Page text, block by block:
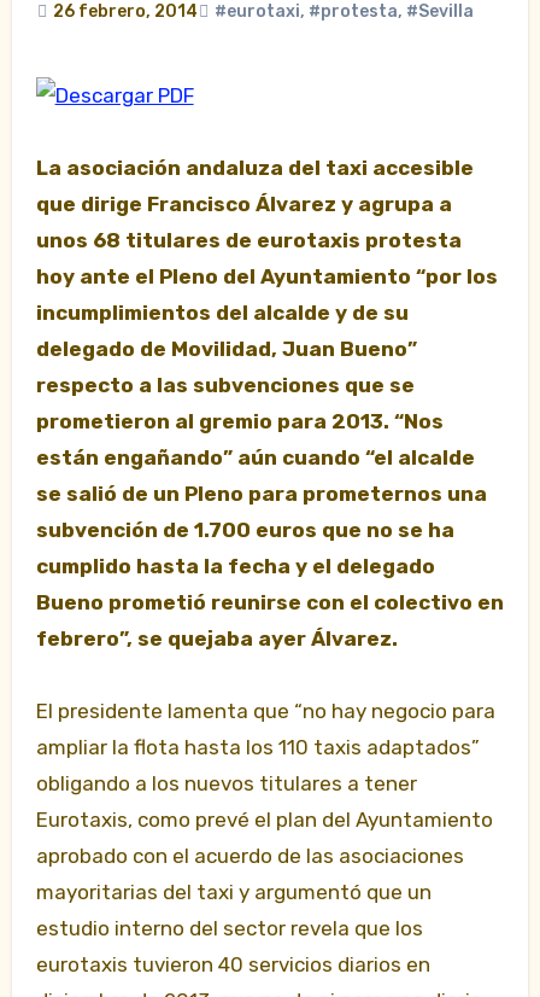
26 febrero, 2014
#eurotaxi, #protesta, #Sevilla
La asociación andaluza del taxi accesible
que dirige Francisco Álvarez y agrupa a
unos 68 titulares de eurotaxis protesta
hoy ante el Pleno del Ayuntamiento “por los
incumplimientos del alcalde y de su
delegado de Movilidad, Juan Bueno”
respecto a las subvenciones que se
prometieron al gremio para 2013. “Nos
están engañando” aún cuando “el alcalde
se salió de un Pleno para prometernos una
subvención de 1.700 euros que no se ha
cumplido hasta la fecha y el delegado
Bueno prometió reunirse con el colectivo en
febrero”, se quejaba ayer Álvarez.
El presidente lamenta que “no hay negocio para
ampliar la flota hasta los 110 taxis adaptados”
obligando a los nuevos titulares a tener
Eurotaxis, como prevé el plan del Ayuntamiento
aprobado con el acuerdo de las asociaciones
mayoritarias del taxi y argumentó que un
estudio interno del sector revela que los
eurotaxis tuvieron 40 servicios diarios en